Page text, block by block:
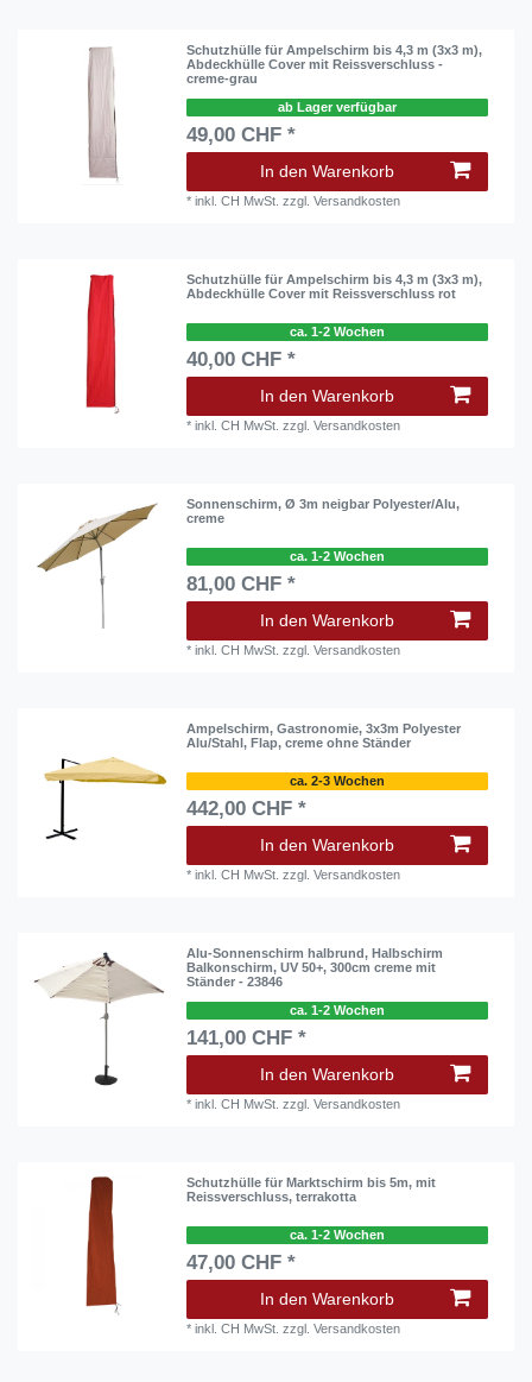
Schutzhülle für Ampelschirm bis 4,3 m (3x3 m),
Abdeckhülle Cover mit Reissverschluss -
creme-grau
ab Lager verfügbar
49,00 CHF *
In den Warenkorb
*inkl. CH MwSt. zzgl.Versandkosten
Schutzhülle für Ampelschirm bis 4,3 m (3x3 m),
Abdeckhülle Cover mit Reissverschluss rot
ca. 1-2 Wochen
40,00 CHF *
In den Warenkorb
*inkl. CH MwSt. zzgl.Versandkosten
Sonnenschirm, Ø 3m neigbar Polyester/Alu,
creme
ca. 1-2 Wochen
81,00 CHF *
In den Warenkorb
*inkl. CH MwSt. zzgl.Versandkosten
Ampelschirm, Gastronomie, 3x3m Polyester
Alu/Stahl, Flap, creme ohne Ständer
ca. 2-3 Wochen
442,00 CHF *
In den Warenkorb
*inkl. CH MwSt. zzgl.Versandkosten
Alu-Sonnenschirm halbrund, Halbschirm
Balkonschirm, UV 50+, 300cm creme mit
Ständer - 23846
ca. 1-2 Wochen
141,00 CHF *
In den Warenkorb
*inkl. CH MwSt. zzgl.Versandkosten
Schutzhülle für Marktschirm bis 5m, mit
Reissverschluss, terrakotta
ca. 1-2 Wochen
47,00 CHF *
In den Warenkorb
*inkl. CH MwSt. zzgl.Versandkosten